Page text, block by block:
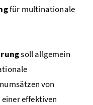
für multinationale
soll allgemein
von
effektiven